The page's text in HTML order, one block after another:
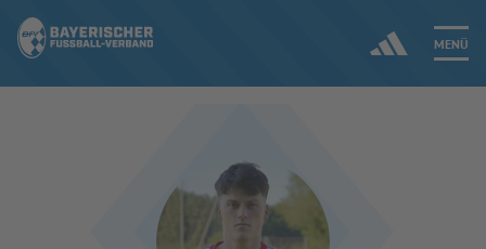
MENÜ
ERGEBNISSE & WETTBEWERBE